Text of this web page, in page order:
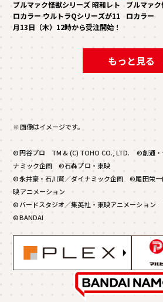
ブルマァク怪獣シリーズ 昭和レト
ロカラー ウルトラQシリーズが11
月13日（木）12時から受注開始！
ブルマァ
ロカラー
もっと見る
※画像はイメージです。
©円谷プロ TM & (C) TOHO CO., LTD. ©創通
ナミック企画 ©石森プロ・東映
©永井豪・石川賢／ダイナミック企画 ©尾田栄一
映アニメーション
©バードスタジオ／集英社・東映アニメーション
©BANDAI